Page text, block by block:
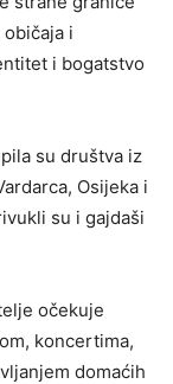
i
i bogatstvo
su društva iz
Osijeka i
su i gajdaši
očekuje
koncertima,
domaćih